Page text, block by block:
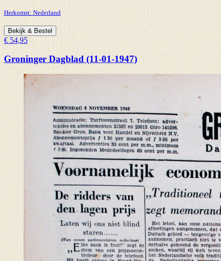
Herkomst: Nederland
Bekijk & Bestel
€ 54,95
Groninger Dagblad (11-01-1947)